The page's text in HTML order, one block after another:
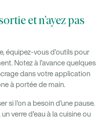
et n’ayez pas
équipez-vous d’outils pour
Notez à l’avance quelques
dans votre application
à portée de main.
si l'on a besoin d'une pause.
verre d'eau à la cuisine ou